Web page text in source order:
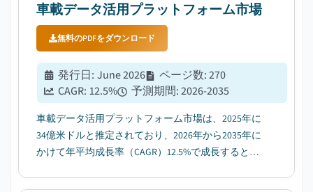
車載データ活用プラットフォーム市場
無料のPDFをダウンロード
発行日: June 2026 ページ数:270
CAGR: 12.5% 予測期間:2026-2035
車載データ活用プラットフォーム市場は、2025年に
34億米ドルと推定されており、2026年から2035年に
かけて年平均成長率（CAGR）12.5%で成長すると見